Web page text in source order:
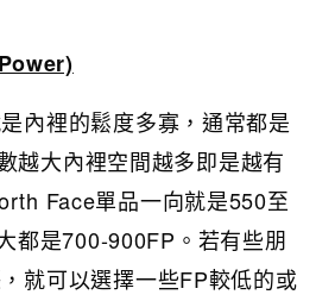
內裡的鬆度多寡，通常都是
越大內裡空間越多即是越有
Face單品一向就是550至
都是700-900FP。若有些朋
就可以選擇一些FP較低的或